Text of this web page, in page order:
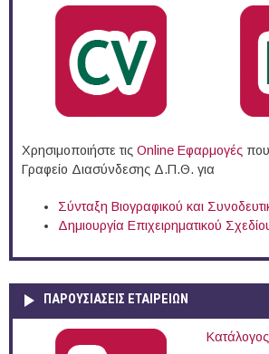
Χρησιμοποιήστε τις Online Eφαρμογές
Γραφείο Διασύνδεσης Δ.Π.Θ. για
Σύνταξη Βιογραφικού και
Δημιουργία Επιχειρηματικού
ΠΑΡΟΥΣΙΆΣΕΙΣ ΕΤΑΙΡΕΙΏΝ